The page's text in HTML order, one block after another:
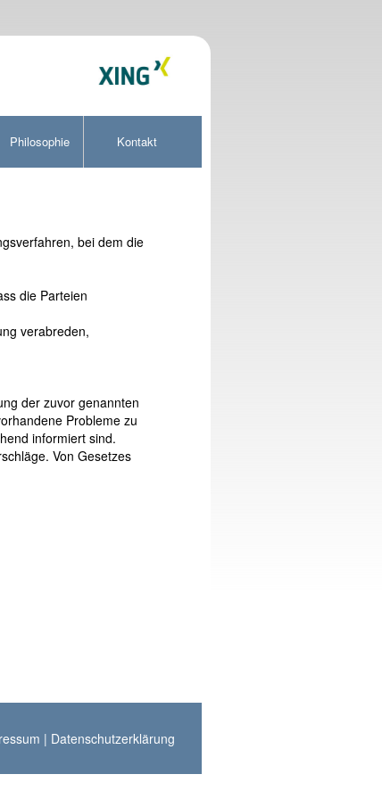
Philosophie Kontakt
bei dem die
die Parteien
verabreden,
der zuvor genannten
Probleme zu
informiert sind.
Von Gesetzes
| Datenschutzerklärung